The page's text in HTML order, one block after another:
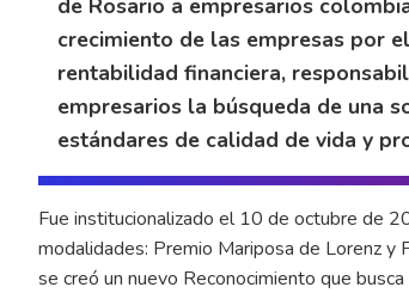
crecimiento de las empresas por
rentabilidad financiera,
empresarios la búsqueda de una
estándares de calidad de vida y
Fue institucionalizado el 10 de octubre de
modalidades: Premio Mariposa de Lorenz
se creó un nuevo Reconocimiento que